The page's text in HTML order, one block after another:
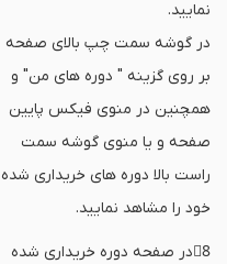
نمایید.
در گوشه سمت چپ بالای صفحه
بر روی گزینه " دوره های من" و
همچنین در منوی فیکس پایین
صفحه و یا منوی گوشه سمت
راست بالا دوره های خریداری شده
خود را مشاهد نمایید.
8⃣در صفحه دوره خریداری شده